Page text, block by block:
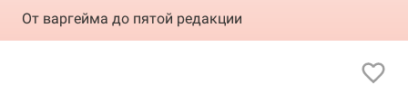
От варгейма до пятой редакции